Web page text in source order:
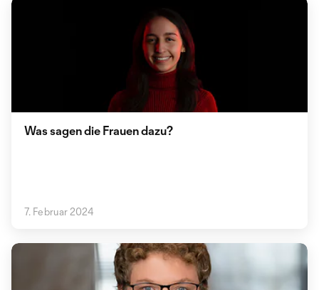
Was sagen die Frauen dazu?
7. Februar 2024